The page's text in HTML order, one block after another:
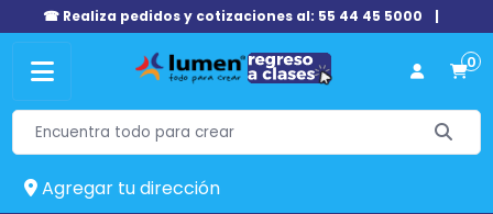
☎ Realiza pedidos y cotizaciones al: 55 44 45 5000 |
0
Agregar tu dirección